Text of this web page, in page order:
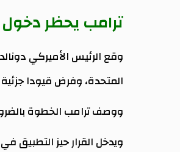
ترامب يحظر دخول رعايا 12 دولة إلى
المتحدة، وفرض قيودا جزئية على
ووصف ترامب الخطوة
ويدخل القرار حيز التطبيق في